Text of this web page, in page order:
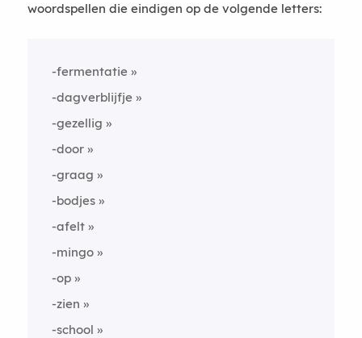
woordspellen die eindigen op de volgende letters:
-fermentatie
-dagverblijfje
-gezellig
-door
-graag
-bodjes
-afelt
-mingo
-op
-zien
-school